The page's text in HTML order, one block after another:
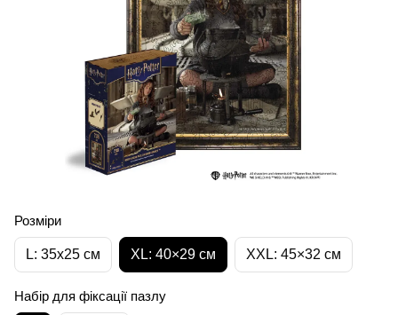
Розміри
L: 35х25 см XL: 40×29 см XXL: 45×32 cм
Набір для фіксації пазлу